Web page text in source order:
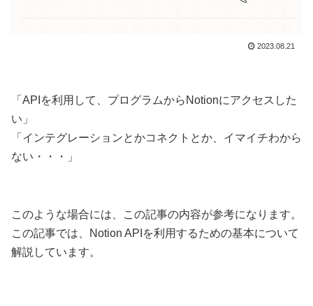
2023.08.21
「APIを利用して、プログラムからNotionにアクセスした
い」
「インテグレーションとかコネクトとか、イマイチわから
ない・・・」
このような場合には、この記事の内容が参考になります。
この記事では、Notion APIを利用するための基本について
解説しています。